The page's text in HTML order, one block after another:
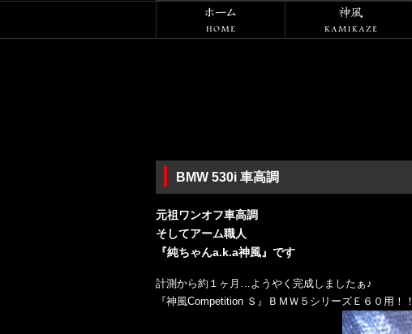
BMW 530i 車高調
元祖ワンオフ車高調
そしてアーム職人
『純ちゃんa.k.a神風』です
計測から約１ヶ月…ようやく完成しましたぁ♪
『神風Competition Ｓ』ＢＭＷ５シリーズＥ６０用！！